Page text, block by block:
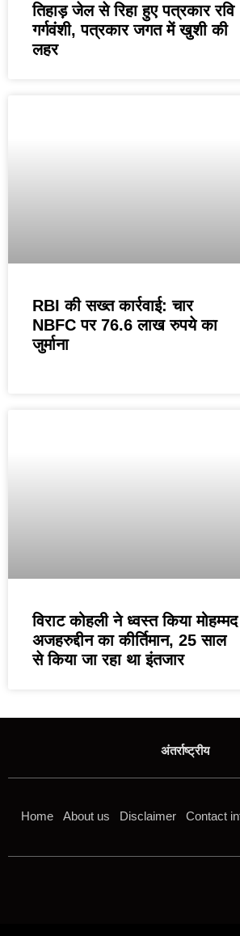
तिहाड़ जेल से रिहा हुए पत्रकार रवि
गर्गवंशी, पत्रकार जगत में खुशी की
लहर
RBI की सख्त कार्रवाई: चार
NBFC पर 76.6 लाख रुपये का
जुर्माना
विराट कोहली ने ध्वस्त किया मोहम्मद
अजहरुद्दीन का कीर्तिमान, 25 साल
से किया जा रहा था इंतजार
अंतर्राष्ट्रीय
Home About us Disclaimer Contact